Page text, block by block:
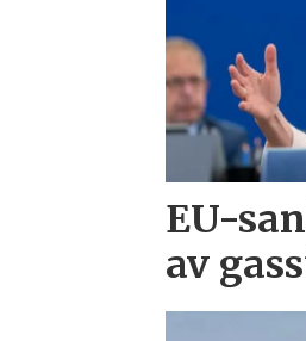
EU-
av